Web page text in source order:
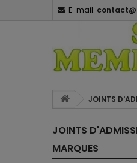
E-mail:
JOINTS
JOINTS
MARQUES